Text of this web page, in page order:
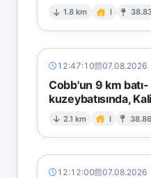
1.8 km I
12:47:10 07.08.2026
Cobb'un 9 km batı-
kuzeybatısında,
2.1 km I
12:12:00 07.08.2026